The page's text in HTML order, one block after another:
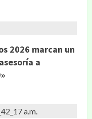
2026 marcan un
a